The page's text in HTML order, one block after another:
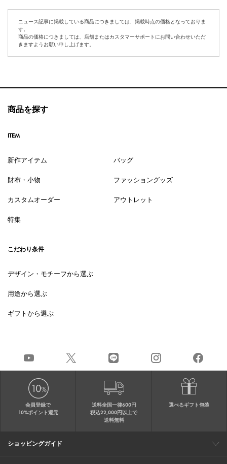
ニュース記事に掲載している商品につきましては、掲載時点の価格となっておりま
す。
商品の価格につきましては、店舗またはカスタマーサポートにお問い合わせいただ
きますようお願い申し上げます。
商品を探す
ITEM
新作アイテム バッグ
財布・小物 ファッショングッズ
カスタムオーダー アウトレット
特集
こだわり条件
デザイン・モチーフから選ぶ
用途から選ぶ
ギフトから選ぶ
会員登録で
10%ポイント還元
送料全国一律600円
税込22,000円以上で
送料無料
選べるギフト包装
ショッピングガイド